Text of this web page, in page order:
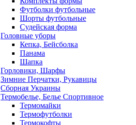
Футболки футбольные
Шорты футбольные
Судейская форма
Головные уборы
Кепка, Бейсболка
Панама
Шапка
Горловики, Шарфы
Зимние Перчатки, Рукавицы
Сборная Украины
Термобелье, Белье Спортивное
Термомайки
Термофутболки
Термокофты